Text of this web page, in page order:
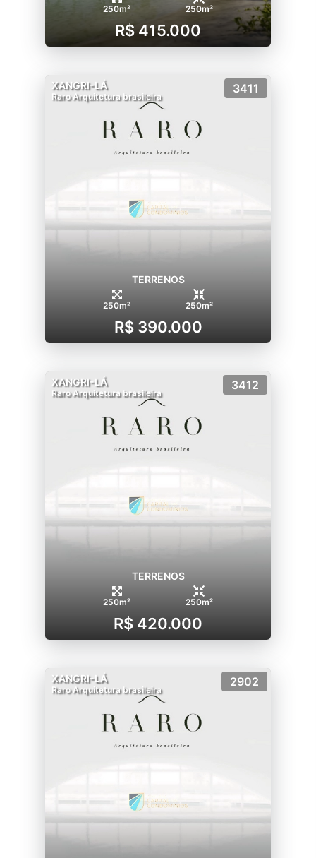
250m² 250m²
R$ 415.000
XANGRI-LÁ
Raro Arquitetura brasileira
3411
TERRENOS
250m² 250m²
R$ 390.000
XANGRI-LÁ
Raro Arquitetura brasileira
3412
TERRENOS
250m² 250m²
R$ 420.000
XANGRI-LÁ
Raro Arquitetura brasileira
2902